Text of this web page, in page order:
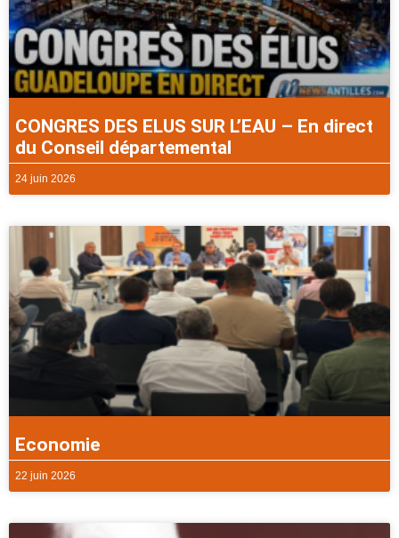
CONGRES DES ELUS SUR L’EAU – En direct
du Conseil départemental
24 juin 2026
Economie
22 juin 2026